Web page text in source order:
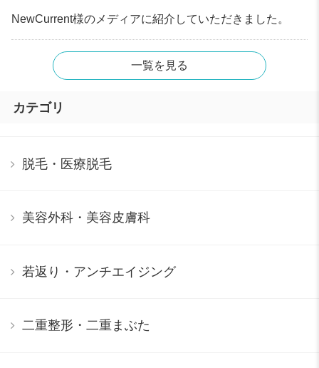
NewCurrent様のメディアに紹介していただきました。
一覧を見る
カテゴリ
脱毛・医療脱毛
美容外科・美容皮膚科
若返り・アンチエイジング
二重整形・二重まぶた